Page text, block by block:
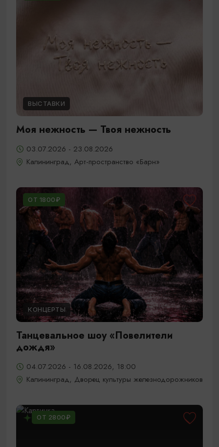
ВЫСТАВКИ
Моя нежность — Твоя нежность
03.07.2026 - 23.08.2026
Калининград, Арт-пространство «Барн»
ОТ 1800₽
КОНЦЕРТЫ
Танцевальное шоу «Повелители
дождя»
04.07.2026 - 16.08.2026, 18:00
Калининград, Дворец культуры железнодорожников
ОТ 2800₽